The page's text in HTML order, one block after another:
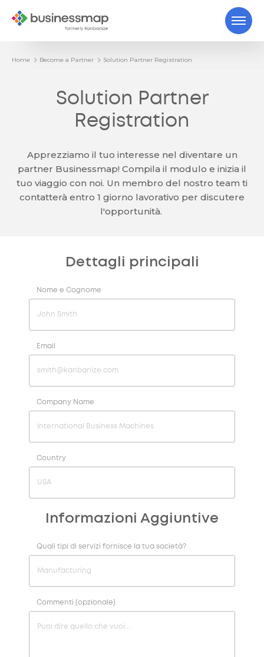
Home Become a Partner Solution Partner Registration
Solution Partner
Registration
Apprezziamo il tuo interesse nel diventare un
partner Businessmap! Compila il modulo e inizia il
tuo viaggio con noi. Un membro del nostro team ti
contatterà entro 1 giorno lavorativo per discutere
l'opportunità.
Dettagli principali
Nome e Cognome
Email
Company Name
Country
Informazioni Aggiuntive
Quali tipi di servizi fornisce la tua società?
Commenti (opzionale)